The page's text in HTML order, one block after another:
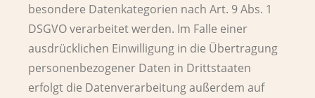
besondere Datenkategorien nach Art. 9 Abs. 1
DSGVO verarbeitet werden. Im Falle einer
ausdrücklichen Einwilligung in die Übertragung
personenbezogener Daten in Drittstaaten
erfolgt die Datenverarbeitung außerdem auf